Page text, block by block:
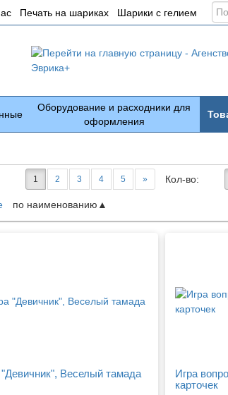
Печать на шариках Шарики с гелием
Оборудование и расходники для
оформления
1 2 3 4 5 » Кол-во:
по наименованию
"Девичник", Веселый тамада
Игра
карточек